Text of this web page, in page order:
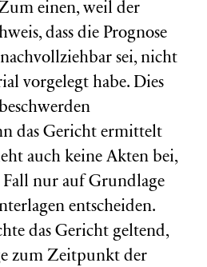
einen, weil der
dass die Prognose
sei, nicht
vorgelegt habe. Dies
das Gericht ermittelt
auch keine Akten bei,
nur auf Grundlage
entscheiden.
das Gericht geltend,
zum Zeitpunkt der